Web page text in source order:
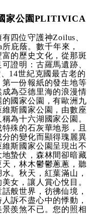
家公園PLITIVICA
四位守護神Zoilus、
庇蔭。數千年來，
的歷史文化，從那斑
證明：古羅馬遺跡、
14世紀克國最古老的
一份報紙的發生地等
為亞德里海的浪漫情
國家公園，有歐洲九
斯國家公園，由數座
為十六湖國家公園。
殊的石灰華地形，且
的變化而顯得瑰麗異
斯國家公園呈現出不
蟄伏，森林間卻暗藏
，林木鬱鬱蔥蔥，聽
。秋天，紅葉滿山，
女，讓人賞心悅目。
般世界，彷彿仙境，
訴不盡心中的悸動，
羨煞不已。您的照相